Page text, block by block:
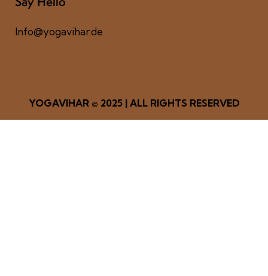
Info@yogavihar.de
YOGAVIHAR© 2025 | ALL RIGHTS RESERVED